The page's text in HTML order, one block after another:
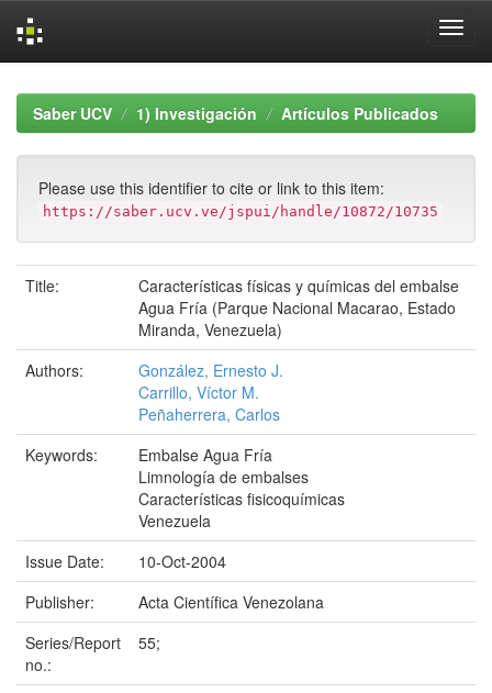
navigationSaber UCV 1) Investigación Artículos Publicados
Please use this identifier to cite or link to this item:
https://saber.ucv.ve/jspui/handle/10872/10735
Title:
Características físicas y químicas del embalse
Agua Fría (Parque Nacional Macarao, Estado
Miranda, Venezuela)
Authors:
González, Ernesto J.
Carrillo, Víctor M.
Peñaherrera, Carlos
Keywords:
Embalse Agua Fría
Limnología de embalses
Características fisicoquímicas
Venezuela
Issue Date:
10-Oct-2004
Publisher:
Acta Científica Venezolana
Series/Report
no.:
55;